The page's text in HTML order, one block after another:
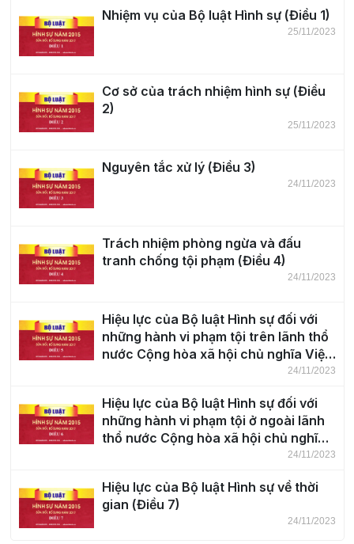
Nhiệm vụ của Bộ luật Hình sự (Điều 1)
25/11/2023
Cơ sở của trách nhiệm hình sự (Điều
2)
25/11/2023
Nguyên tắc xử lý (Điều 3)
24/11/2023
Trách nhiệm phòng ngừa và đấu
tranh chống tội phạm (Điều 4)
24/11/2023
Hiệu lực của Bộ luật Hình sự đối với
những hành vi phạm tội trên lãnh thổ
nước Cộng hòa xã hội chủ nghĩa Việt
24/11/2023
Hiệu lực của Bộ luật Hình sự đối với
những hành vi phạm tội ở ngoài lãnh
thổ nước Cộng hòa xã hội chủ nghĩa
24/11/2023
Hiệu lực của Bộ luật Hình sự về thời
gian (Điều 7)
24/11/2023